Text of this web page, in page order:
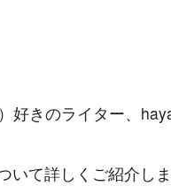
好きのライター、
いて詳しくご紹介しま